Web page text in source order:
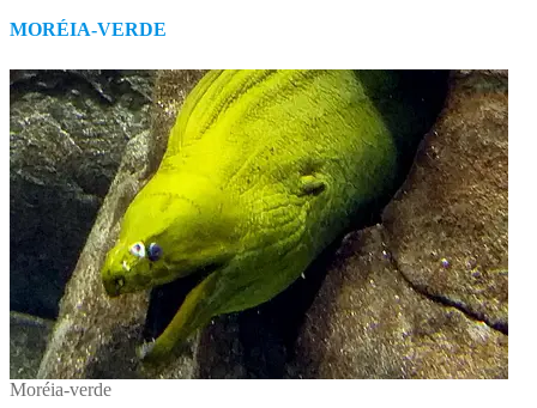
MORÉIA-VERDE
Moréia-verde